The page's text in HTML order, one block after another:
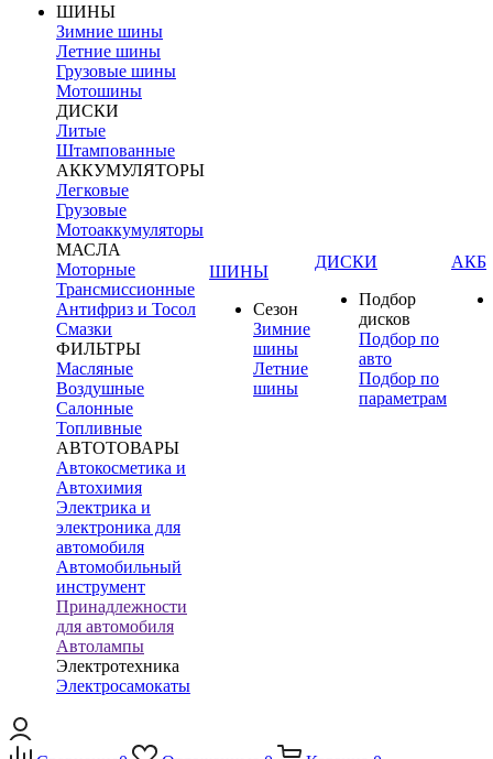
ШИНЫ
Зимние шины
Летние шины
Грузовые шины
Мотошины
ДИСКИ
Литые
Штампованные
АККУМУЛЯТОРЫ
Легковые
Грузовые
Мотоаккумуляторы
МАСЛА
Моторные
Трансмиссионные
Антифриз и Тосол
Смазки
ФИЛЬТРЫ
Масляные
Воздушные
Салонные
Топливные
АВТОТОВАРЫ
Автокосметика и
Автохимия
Электрика и
электроника для
автомобиля
Автомобильный
инструмент
Принадлежности
для автомобиля
Автолампы
Электротехника
Электросамокаты
ШИНЫ
Сезон
Зимние
шины
Летние
шины
ДИСКИ
Подбор
дисков
Подбор по
авто
Подбор по
параметрам
АКБ